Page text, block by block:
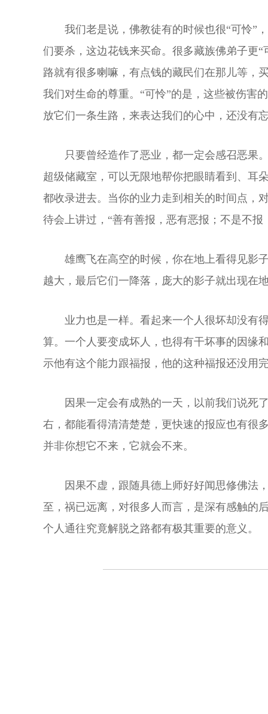
我们老是说，佛教徒有的时候也很“可怜”
们要杀，这边花钱来买命。很多藏族佛弟子更
路就有很多喇嘛，有点钱的藏民们在那儿等
我们对生命的尊重。“可怜”的是，这些被伤害
放它们一条生路，来表达我们的心中，还没有
只要曾经造作了恶业，都一定会感召恶果
超级储藏室，可以无限地帮你把眼睛看到、耳
都收录进去。当你的业力走到相关的时间点，
待会上讲过，“善有善报，恶有恶报；不是不
雄鹰飞在高空的时候，你在地上看得见影
越大，最后它们一降落，庞大的影子就出现在
业力也是一样。看起来一个人很坏却没有
算。一个人要变成坏人，也得有干坏事的因缘
示他有这个能力跟福报，他的这种福报还没用
因果一定会有成熟的一天，以前我们说死
右，都能看得清清楚楚，更快速的报应也有很
并非你想它不来，它就会不来。
因果不虚，跟随具德上师好好闻思修佛法
至，祸已远离，对很多人而言，是深有感触的
个人通往究竟解脱之路都有极其重要的意义。